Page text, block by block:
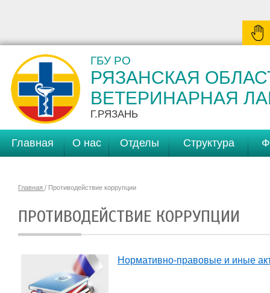
ГБУ РО
РЯЗАНСКАЯ
ВЕТЕРИНАРНАЯ
Г.РЯЗАНЬ
Главная О нас Отделы Структура
Главная / Противодействие коррупции
ПРОТИВОДЕЙСТВИЕ КОРРУПЦИИ
Нормативно-правовые и иные